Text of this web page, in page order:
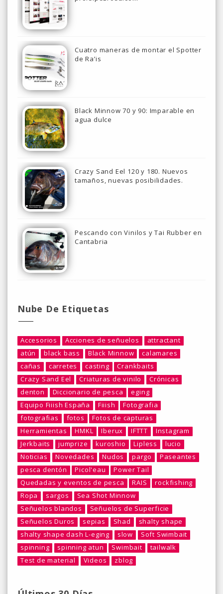
Cuatro maneras de montar el Spotter
de Ra’is
Black Minnow 70 y 90: Imparable en
agua dulce
Crazy Sand Eel 120 y 180. Nuevos
tamaños, nuevas posibilidades.
Pescando con Vinilos y Tai Rubber en
Cantabria
Nube De Etiquetas
Accesorios Acciones de señuelos
attractant
atún
black bass Black Minnow
calamares
cañas
carretes casting
Crankbaits
Crazy Sand Eel
Criaturas de vinilo
Crónicas
denton
Diccionario de pesca
eging
Equipo Fiiish España
Fiiish
Fotografia
fotografias
fotos
Fotos de capturas
Herramientas
HMKL Iberux IFTTT
Instagram
Jerkbaits
jumprize kuroshio Lipless
lucio
Noticias
Novedades Nudos pargo
Paseantes
pesca dentón
Picol'eau
Power Tail
Quedadas y eventos de pesca
RAIS
rockfishing
Ropa
sargos
Sea Shot Minnow
Señuelos blandos
Señuelos de Superficie
Señuelos Duros
sepias Shad
shalty shape
shalty shape dash L-eging
slow
Soft Swimbait
spinning
spinning atun Swimbait
tailwalk
Test de material
Videos zblog